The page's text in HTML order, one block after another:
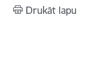
Drukāt lapu